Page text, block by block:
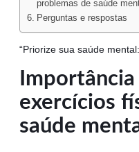
problemas de saúde
Perguntas e respostas
“Priorize sua saúde
exercícios
saúde